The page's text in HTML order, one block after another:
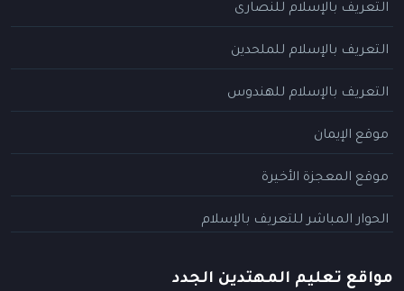
التعريف بالإسلام للنصارى
التعريف بالإسلام للملحدين
التعريف بالإسلام للهندوس
موقع الإيمان
موقع المعجزة الأخيرة
الحوار المباشر للتعريف بالإسلام
مواقع تعليم المهتدين الجدد